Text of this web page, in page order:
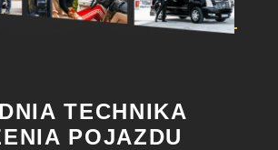
TECHNIKA
POJAZDU